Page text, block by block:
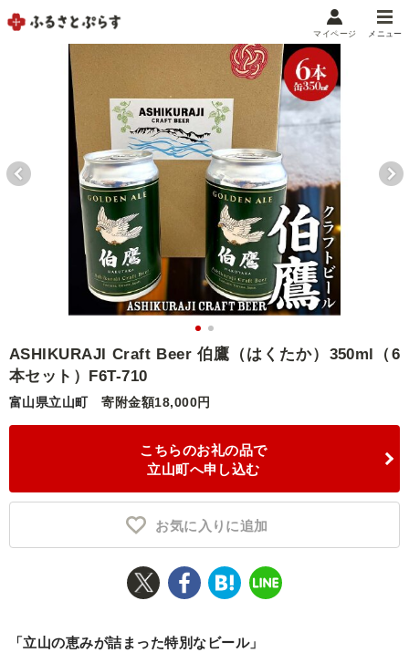
メニュー
マイメニュー
マイページ
お気に入り 閲覧履歴
メニュー
お礼の品から探す
お礼の品をカテゴリや金額で絞り込み
自治体から探す
ランキング
特集・おすすめ
マイページ
ASHIKURAJI Craft Beer 伯鷹（はくたか）350ml（6
本セット）F6T-710
富山県立山町 寄附金額18,000円
こちらのお礼の品で
立山町へ申し込む
お気に入りに追加
「立山の恵みが詰まった特別なビール」